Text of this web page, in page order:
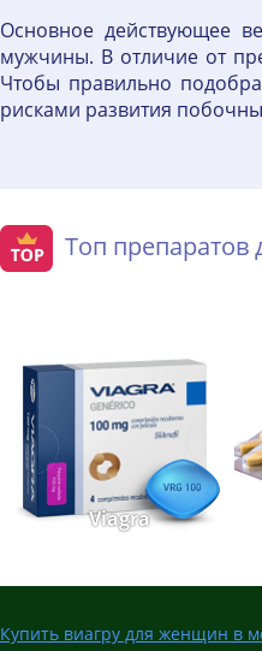
Основное действующее
мужчины. В отличие от
Чтобы правильно
рисками развития
Топ
Viagra
Купить виагру для женщин в